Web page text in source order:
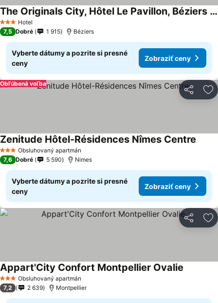
3 Počet hviezdičiek
Hotel
The Originals City, Hôtel Le Pavillon, Béziers Est
7,5 Dobré 1 915 Béziers
Vyberte dátumy a pozrite si presné
ceny
Zobraziť ceny
Zdieľať
Obľúbená voľba
3 Počet hviezdičiek
Obsluhovaný apartmán
Zenitude Hôtel-Résidences Nîmes Centre
7,6 Dobré 5 590 Nimes
Vyberte dátumy a pozrite si presné
ceny
Zobraziť ceny
Zdieľať
3 Počet hviezdičiek
Obsluhovaný apartmán
Appart'City Confort Montpellier Ovalie
7,2 2 639 Montpellier